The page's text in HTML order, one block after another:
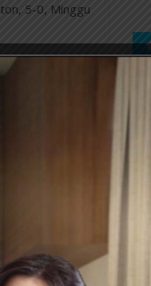
5-0, Minggu
berada di
menit 30,